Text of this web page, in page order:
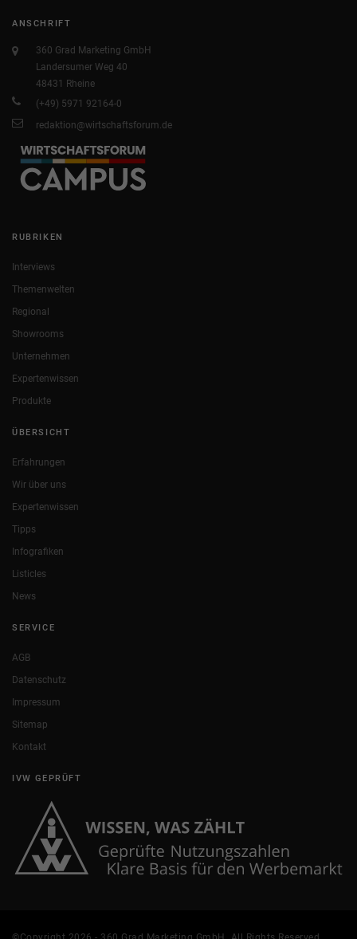
ANSCHRIFT
360 Grad Marketing GmbH
Landersumer Weg 40
48431 Rheine
(+49) 5971 92164-0
redaktion@wirtschaftsforum.de
RUBRIKEN
Interviews
Themenwelten
Regional
Showrooms
Unternehmen
Expertenwissen
Produkte
ÜBERSICHT
Erfahrungen
Wir über uns
Expertenwissen
Tipps
Infografiken
Listicles
News
SERVICE
AGB
Datenschutz
Impressum
Sitemap
Kontakt
IVW GEPRÜFT